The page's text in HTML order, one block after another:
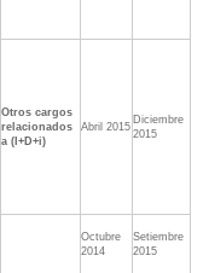
Otros cargos
relacionados
a (I+D+i)
Abril 2015
Diciembre
2015
Octubre
2014
Setiembre
2015